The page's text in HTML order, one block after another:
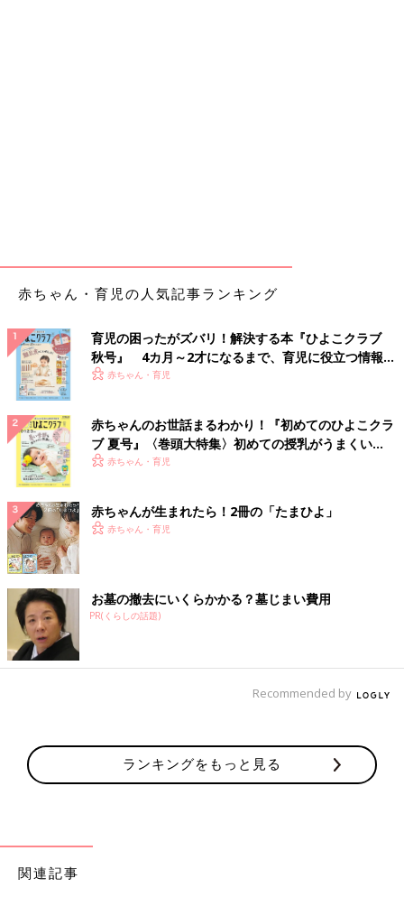
赤ちゃん・育児の人気記事ランキング
育児の困ったがズバリ！解決する本『ひよこクラブ
秋号』 4カ月～2才になるまで、育児に役立つ情報が
いっぱい！
赤ちゃん・育児
赤ちゃんのお世話まるわかり！『初めてのひよこクラ
ブ 夏号』〈巻頭大特集〉初めての授乳がうまくい
く！ おっぱい・ミルクの基本と夏のトラブル 解決テ
赤ちゃん・育児
赤ちゃんが生まれたら！2冊の「たまひよ」
赤ちゃん・育児
お墓の撤去にいくらかかる？墓じまい費用
PR(くらしの話題)
Recommended by
ランキングをもっと見る
関連記事